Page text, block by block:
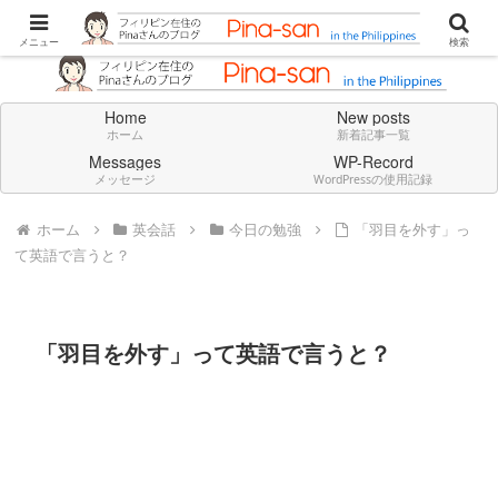
Don't think deeply. Feel always in English.
Home
ホーム
New posts
新着記事一覧
Messages
メッセージ
WP-Record
WordPressの使用記録
ホーム 英会話 今日の勉強
「羽目を外す」っ
て英語で言うと？
「羽目を外す」って英語で言うと？
メニュー 検索